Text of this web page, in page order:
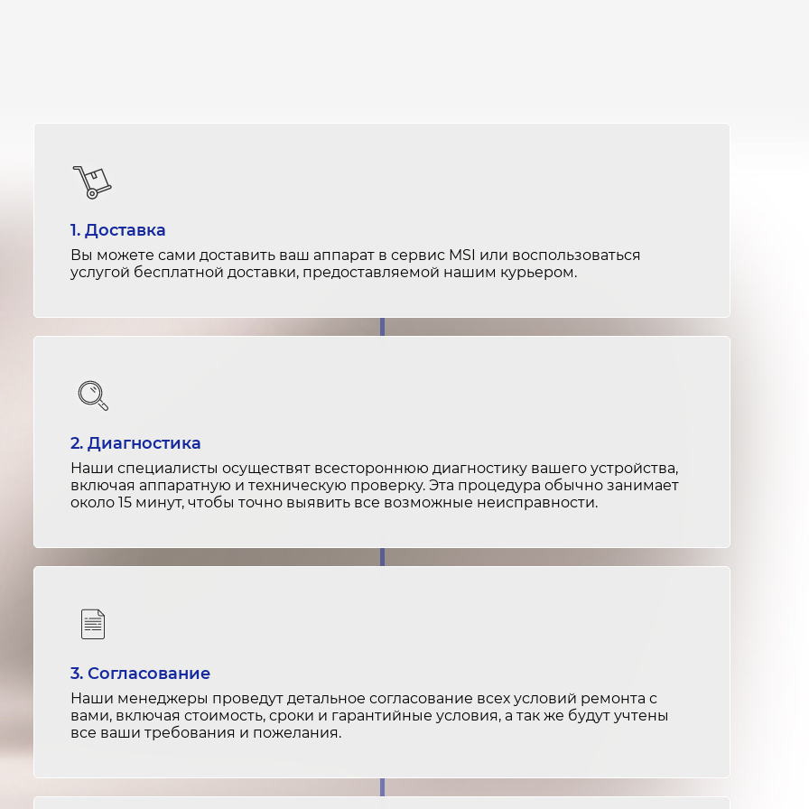
2-4 часа
от 5 000 ₽
1-2 часа
от 1 500 ₽
1-2 часа
от 1 500 ₽
1-2 часа
от 1 500 ₽
1-2 часа
от 1 500 ₽
1. Доставка
Вы можете сами доставить ваш аппарат в сервис MSI или воспользоваться
услугой бесплатной доставки, предоставляемой нашим курьером.
2. Диагностика
Наши специалисты осуществят всестороннюю диагностику вашего устройства,
включая аппаратную и техническую проверку. Эта процедура обычно занимает
около 15 минут, чтобы точно выявить все возможные неисправности.
3. Согласование
Наши менеджеры проведут детальное согласование всех условий ремонта с
вами, включая стоимость, сроки и гарантийные условия, а так же будут учтены
все ваши требования и пожелания.